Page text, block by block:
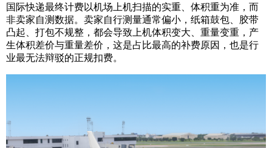
国际快递最终计费以机场上机扫描的实重、体积重为准，而
非卖家自测数据。卖家自行测量通常偏小，纸箱鼓包、胶带
凸起、打包不规整，都会导致上机体积变大、重量变重，产
生体积差价与重量差价，这是占比最高的补费原因，也是行
业最无法辩驳的正规扣费。